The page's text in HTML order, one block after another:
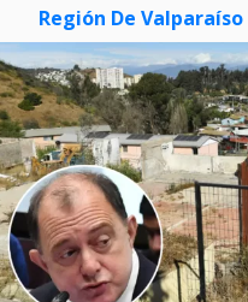
Región De Valparaíso